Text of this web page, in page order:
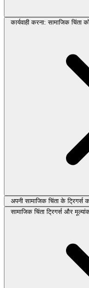
कार्यवाही करना: सामाजिक
अपनी सामाजिक चिंता के
सामाजिक चिंता ट्रिगर्स और